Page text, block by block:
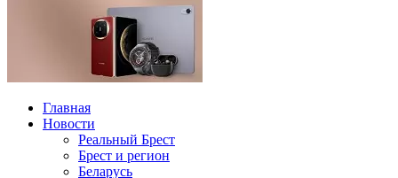
Главная
Новости
Реальный Брест
Брест и регион
Беларусь